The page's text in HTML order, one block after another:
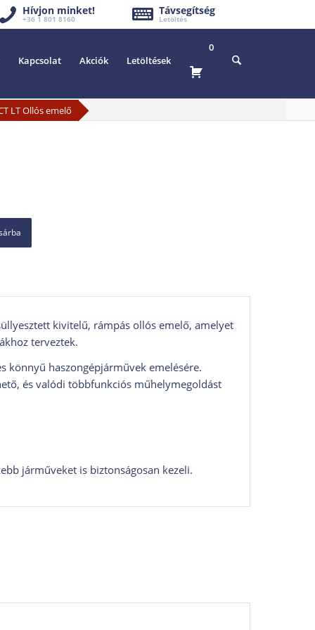
Hívjon minket!
+36 1 801 8160
Távsegítség
Letöltés
Kapcsolat Akciók Letöltések
0
LT Ollós emelő
kivitelű, rámpás ollós emelő, amelyet
terveztek.
könnyű haszongépjárművek emelésére.
és valódi többfunkciós műhelymegoldást
járműveket is biztonságosan kezeli.